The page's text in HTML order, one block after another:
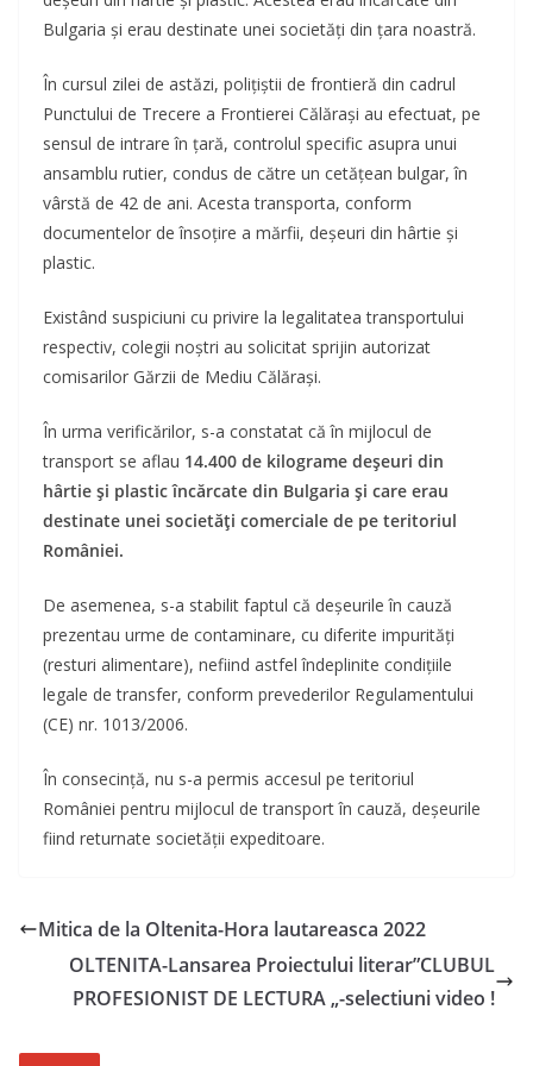
Bulgaria şi erau destinate unei societăți din ţara noastră.
În cursul zilei de astăzi, poliţiştii de frontieră din cadrul
Punctului de Trecere a Frontierei Călărași au efectuat, pe
sensul de intrare în ţară, controlul specific asupra unui
ansamblu rutier, condus de către un cetățean bulgar, în
vârstă de 42 de ani. Acesta transporta, conform
documentelor de însoțire a mărfii, deșeuri din hârtie și
plastic.
Existând suspiciuni cu privire la legalitatea transportului
respectiv, colegii noștri au solicitat sprijin autorizat
comisarilor Gărzii de Mediu Călărași.
În urma verificărilor, s-a constatat că în mijlocul de
transport se aflau 14.400 de kilograme deșeuri din
hârtie și plastic încărcate din Bulgaria și care erau
destinate unei societăți comerciale de pe teritoriul
României.
De asemenea, s-a stabilit faptul că deșeurile în cauză
prezentau urme de contaminare, cu diferite impurităţi
(resturi alimentare), nefiind astfel îndeplinite condițiile
legale de transfer, conform prevederilor Regulamentului
(CE) nr. 1013/2006.
În consecință, nu s-a permis accesul pe teritoriul
României pentru mijlocul de transport în cauză, deșeurile
fiind returnate societății expeditoare.
Mitica de la Oltenita-Hora lautareasca 2022
OLTENITA-Lansarea Proiectului literar”CLUBUL
PROFESIONIST DE LECTURA „-selectiuni video !